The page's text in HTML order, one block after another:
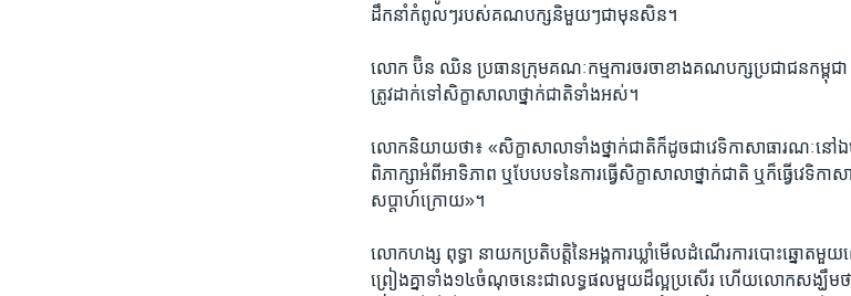
ដឹកនាំ​កំពូលៗ​របស់​គណបក្ស​និមួយៗ​ជាមុន​សិន។​
លោក​ ប៊ិន ឈិន​ ប្រធាន​ក្រុម​គណៈ​កម្មការចរចា​ខាង​គណបក្ស​ប្រជាជន​កម្ពុជ
ត្រូវ​ដាក់​ទៅ​សិក្ខាសាលា​ថ្នាក់​ជាតិ​ទាំង​អស់។​
លោក​និយាយ​ថា៖​ «សិក្ខាសាលា​ទាំង​ថ្នាក់ជាតិ​ក៏ដូច​ជា​វេទិកាសាធារណៈនៅ​ឯ
ពិភាក្សា​អំពី​អាទិភាព ឬបែប​បទ​នៃ​ការ​ធ្វើ​សិក្ខាសាលា​ថ្នាក់​ជាតិ ​ឬក៏​ធ្វើ​វេទិក
សប្តាហ៍ក្រោយ»។​
លោក​ហង្ស ពុទ្ធា នាយក​ប្រតិបត្តិ​នៃ​អង្គការ​ឃ្លាំ​មើល​ដំណើរការ​បោះ​ឆ្នោត​មួ
ព្រៀង​គ្នា​ទាំង​១៤​ចំណុច​នេះ​ជា​លទ្ធផល​មួយ​ដ៏​ល្អប្រសើរ ​ហើយ​លោក​សង្ឃឹម​ថា​